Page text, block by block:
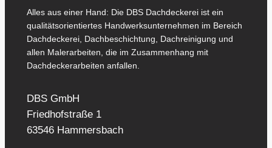
Alles aus einer Hand: Die DBS Dachdeckerei ist ein
qualitätsorientiertes Handwerksunternehmen im Bereich
Dachdeckerei, Dachbeschichtung, Dachreinigung und
allen Malerarbeiten, die im Zusammenhang mit
Dachdeckerarbeiten anfallen.
DBS GmbH
Friedhofstraße 1
63546 Hammersbach